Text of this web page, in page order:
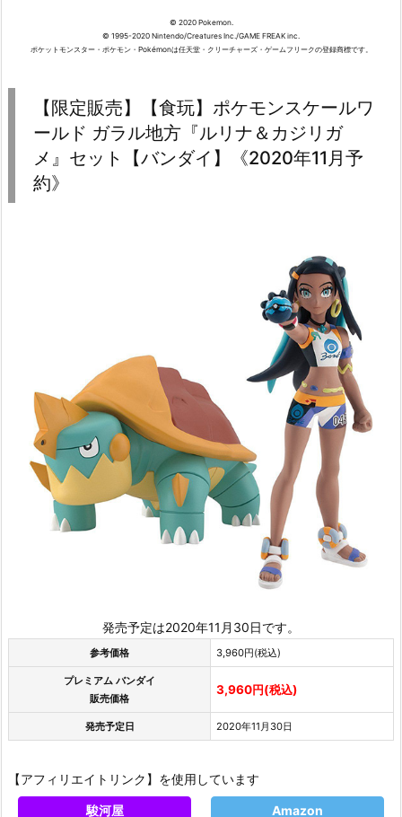
© 2020 Pokemon.
© 1995-2020 Nintendo/Creatures Inc./GAME FREAK inc.
ポケットモンスター・ポケモン・Pokémonは任天堂・クリーチャーズ・ゲームフリークの登録商標です。
【限定販売】【食玩】ポケモンスケールワ
ールド ガラル地方『ルリナ＆カジリガ
メ』セット【バンダイ】《2020年11月予
約》
発売予定は2020年11月30日です。
参考価格 3,960円(税込)
プレミアム バンダイ
販売価格
3,960円(税込)
発売予定日 2020年11月30日
【アフィリエイトリンク】を使用しています
駿河屋 Amazon